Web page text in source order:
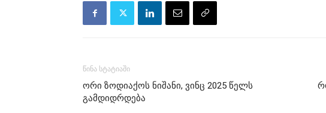
წინა სტატიაში
ორი ზოდიაქოს ნიშანი, ვინც 2025 წელს
გამდიდრდება